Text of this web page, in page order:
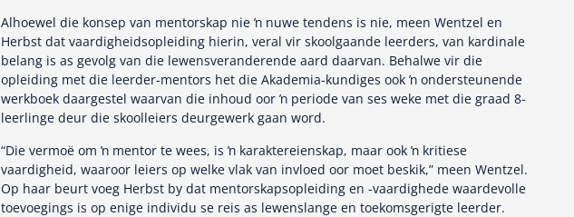
Alhoewel die konsep van mentorskap nie ŉ nuwe tendens is nie, meen Wentzel en
Herbst dat vaardigheidsopleiding hierin, veral vir skoolgaande leerders, van kardinale
belang is as gevolg van die lewensveranderende aard daarvan. Behalwe vir die
opleiding met die leerder-mentors het die Akademia-kundiges ook ŉ ondersteunende
werkboek daargestel waarvan die inhoud oor ŉ periode van ses weke met die graad 8-
leerlinge deur die skoolleiers deurgewerk gaan word.
“Die vermoë om ŉ mentor te wees, is ŉ karaktereienskap, maar ook ŉ kritiese
vaardigheid, waaroor leiers op welke vlak van invloed oor moet beskik,” meen Wentzel.
Op haar beurt voeg Herbst by dat mentorskapsopleiding en -vaardighede waardevolle
toevoegings is op enige individu se reis as lewenslange en toekomsgerigte leerder.